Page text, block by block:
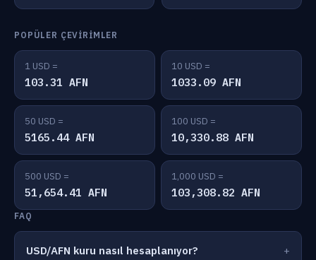
POPÜLER ÇEVIRIMLER
1 USD =
103.31 AFN
10 USD =
1033.09 AFN
50 USD =
5165.44 AFN
100 USD =
10,330.88 AFN
500 USD =
51,654.41 AFN
1,000 USD =
103,308.82 AFN
FAQ
USD/AFN kuru nasıl hesaplanıyor?